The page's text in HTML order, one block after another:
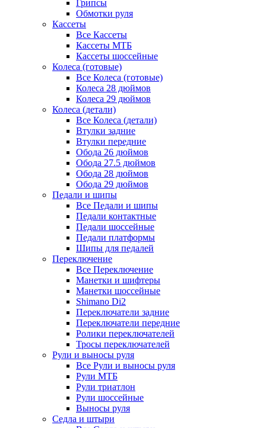
Грипсы
Обмотки руля
Кассеты
Все Кассеты
Кассеты МТБ
Кассеты шоссейные
Колеса (готовые)
Все Колеса (готовые)
Колеса 28 дюймов
Колеса 29 дюймов
Колеса (детали)
Все Колеса (детали)
Втулки задние
Втулки передние
Обода 26 дюймов
Обода 27.5 дюймов
Обода 28 дюймов
Обода 29 дюймов
Педали и шипы
Все Педали и шипы
Педали контактные
Педали шоссейные
Педали платформы
Шипы для педалей
Переключение
Все Переключение
Манетки и шифтеры
Манетки шоссейные
Shimano Di2
Переключатели задние
Переключатели передние
Ролики переключателей
Тросы переключателей
Рули и выносы руля
Все Рули и выносы руля
Рули МТБ
Рули триатлон
Рули шоссейные
Выносы руля
Седла и штыри